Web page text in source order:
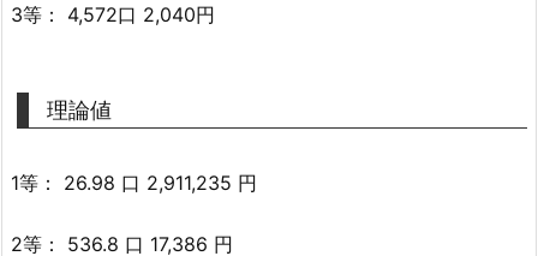
3等： 4,572口 2,040円
理論値
1等： 26.98 口 2,911,235 円
2等： 536.8 口 17,386 円